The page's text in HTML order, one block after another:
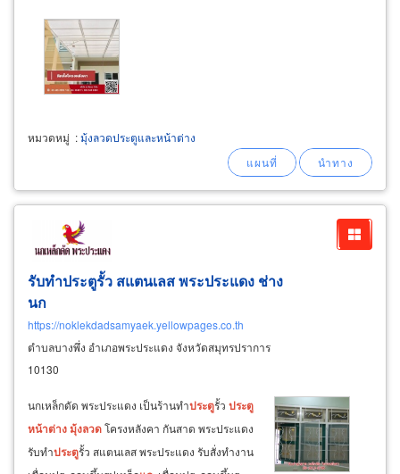
หมวดหมู่ :มุ้งลวดประตูและหน้าต่าง
รับทำประตูรั้ว สแตนเลส พระประแดง ช่าง
นก
https://noklekdadsamyaek.yellowpages.co.th
ตำบลบางพึ่ง อำเภอพระประแดง จังหวัดสมุทรปราการ
10130
นกเหล็กดัด พระประแดง เป็นร้านทำประตูรั้ว ประตู
หน้าต่างมุ้งลวดโครงหลังคา กันสาด พระประแดง
รับทำประตูรั้ว สแตนเลส พระประแดง รับสั่งทำงาน